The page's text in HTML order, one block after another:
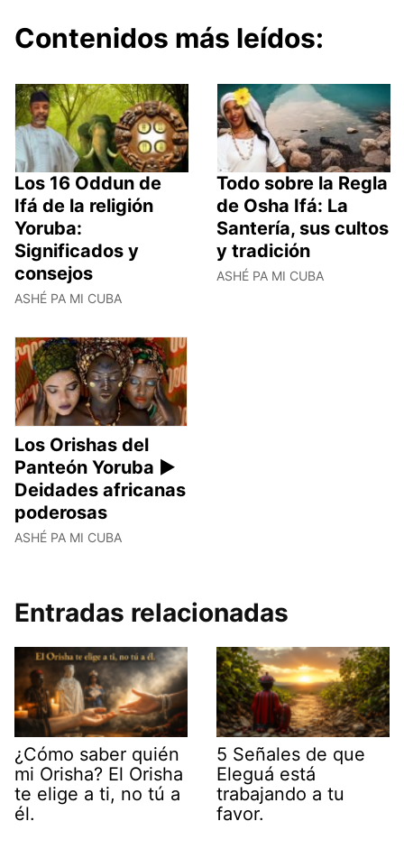
Contenidos más leídos:
Los 16 Oddun de
Ifá de la religión
Yoruba:
Significados y
consejos
ASHÉ PA MI CUBA
Todo sobre la Regla
de Osha Ifá: La
Santería, sus cultos
y tradición
ASHÉ PA MI CUBA
Los Orishas del
Panteón Yoruba ►
Deidades africanas
poderosas
ASHÉ PA MI CUBA
Entradas relacionadas
¿Cómo saber quién
mi Orisha? El Orisha
te elige a ti, no tú a
él.
5 Señales de que
Eleguá está
trabajando a tu
favor.